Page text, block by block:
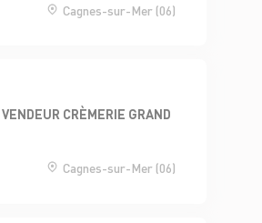
Cagnes-sur-Mer (06)
CRÈMERIE GRAND
Cagnes-sur-Mer (06)